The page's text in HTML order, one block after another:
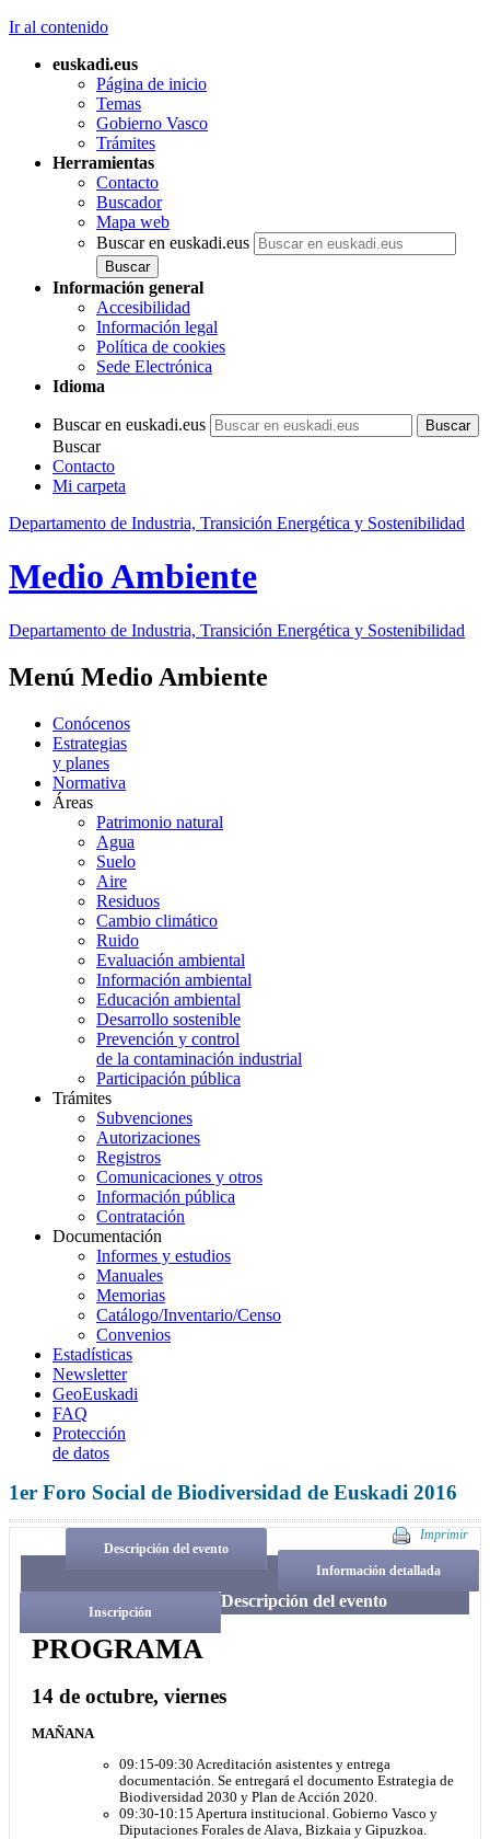
Ir al contenido
euskadi.eus
Página de inicio
Temas
Gobierno Vasco
Trámites
Herramientas
Contacto
Buscador
Mapa web
Buscar en euskadi.eus
Información general
Accesibilidad
Información legal
Política de cookies
Sede Electrónica
Idioma
Buscar en euskadi.eus
Buscar
Contacto
Mi carpeta
Departamento de Industria, Transición Energética y Sostenibilidad
Medio Ambiente
Departamento de Industria, Transición Energética y Sostenibilidad
Menú Medio Ambiente
Conócenos
Estrategias
y planes
Normativa
Áreas
Patrimonio natural
Agua
Suelo
Aire
Residuos
Cambio climático
Ruido
Evaluación ambiental
Información ambiental
Educación ambiental
Desarrollo sostenible
Prevención y control
de la contaminación industrial
Participación pública
Trámites
Subvenciones
Autorizaciones
Registros
Comunicaciones y otros
Información pública
Contratación
Documentación
Informes y estudios
Manuales
Memorias
Catálogo/Inventario/Censo
Convenios
Estadísticas
Newsletter
GeoEuskadi
FAQ
Protección
de datos
1er Foro Social de Biodiversidad de Euskadi 2016
Imprimir
Descripción del evento
Información detallada
Inscripción
Descripción del evento
PROGRAMA
14 de octubre, viernes
MAÑANA
09:15-09:30 Acreditación asistentes y entrega
documentación. Se entregará el documento Estrategia de
Biodiversidad 2030 y Plan de Acción 2020.
09:30-10:15 Apertura institucional. Gobierno Vasco y
Diputaciones Forales de Alava, Bizkaia y Gipuzkoa.